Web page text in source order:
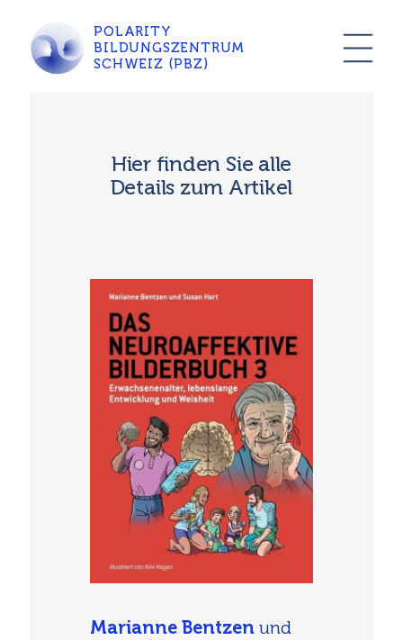
POLARITY
BILDUNGSZENTRUM
SCHWEIZ (PBZ)
Hier finden Sie alle
Details zum Artikel
Marianne Bentzen und